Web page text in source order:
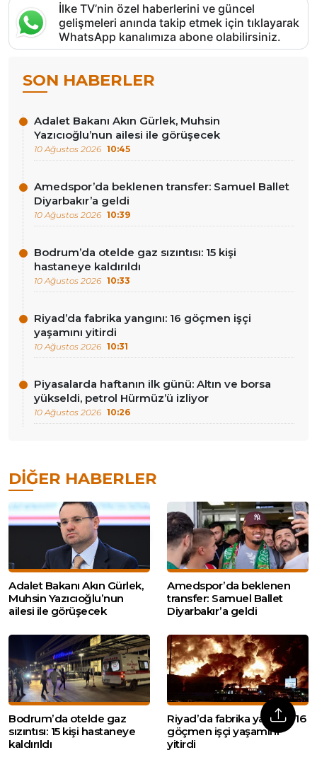
İlke TV’nin özel haberlerini ve güncel
gelişmeleri anında takip etmek için tıklayarak
WhatsApp kanalımıza abone olabilirsiniz.
SON HABERLER
Adalet Bakanı Akın Gürlek, Muhsin
Yazıcıoğlu’nun ailesi ile görüşecek
10 Ağustos 2026 10:45
Amedspor’da beklenen transfer: Samuel Ballet
Diyarbakır’a geldi
10 Ağustos 2026 10:39
Bodrum’da otelde gaz sızıntısı: 15 kişi
hastaneye kaldırıldı
10 Ağustos 2026 10:33
Riyad’da fabrika yangını: 16 göçmen işçi
yaşamını yitirdi
10 Ağustos 2026 10:31
Piyasalarda haftanın ilk günü: Altın ve borsa
yükseldi, petrol Hürmüz’ü izliyor
10 Ağustos 2026 10:26
DIĞER HABERLER
Adalet Bakanı Akın Gürlek,
Muhsin Yazıcıoğlu’nun
ailesi ile görüşecek
Amedspor’da beklenen
transfer: Samuel Ballet
Diyarbakır’a geldi
Bodrum’da otelde gaz
sızıntısı: 15 kişi hastaneye
kaldırıldı
Riyad’da fabrika yangını: 16
göçmen işçi yaşamını
yitirdi